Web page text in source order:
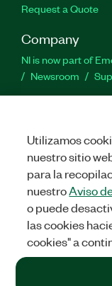
Request a Quote
Company
NI is now part of
Newsroom
Activate a
Feedback
©2026NATIONAL
Utilizamos
nuestro sitio
para la
nuestroAviso
o puede
las cookies
cookies" a